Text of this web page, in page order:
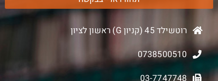
רוטשילד 45 (קניון G) ראשון לציון
0738500510
03-7747748